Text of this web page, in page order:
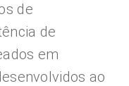
de
de
em
ao